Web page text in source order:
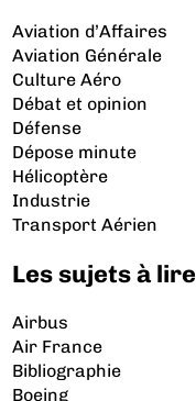
Aviation d’Affaires
Aviation Générale
Culture Aéro
Débat et opinion
Défense
Dépose minute
Hélicoptère
Industrie
Transport Aérien
Les sujets à lire
Airbus
Air France
Bibliographie
Boeing